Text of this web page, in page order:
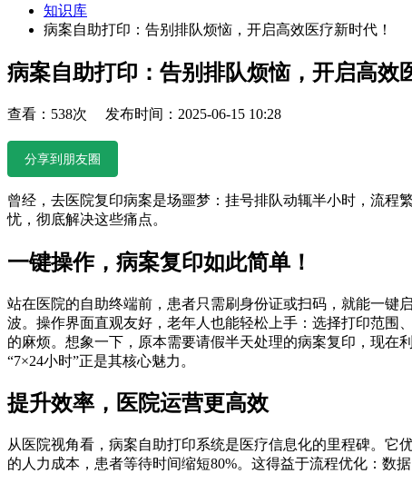
知识库
病案自助打印：告别排队烦恼，开启高效医疗新时代！
病案自助打印：告别排队烦恼，开启高效
查看：538次 发布时间：2025-06-15 10:28
分享到朋友圈
曾经，去医院复印病案是场噩梦：挂号排队动辄半小时，流程
忧，彻底解决这些痛点。
一键操作，病案复印如此简单！
站在医院的自助终端前，患者只需刷身份证或扫码，就能一键
波。操作界面直观友好，老年人也能轻松上手：选择打印范围
的麻烦。想象一下，原本需要请假半天处理的病案复印，现在
“7×24小时”正是其核心魅力。
提升效率，医院运营更高效
从医院视角看，病案自助打印系统是医疗信息化的里程碑。它
的人力成本，患者等待时间缩短80%。这得益于流程优化：数